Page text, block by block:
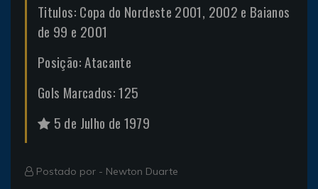
Titulos: Copa do Nordeste 2001, 2002 e Baianos
de 99 e 2001
Posição: Atacante
Gols Marcados: 125
5 de Julho de 1979
Postado por - Newton Duarte